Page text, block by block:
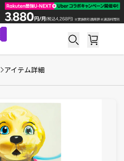
アイテム詳細